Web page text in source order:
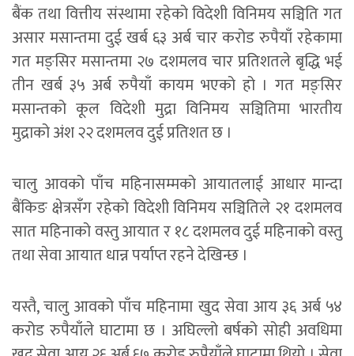
बैंक तथा वित्तीय संस्थामा रहेको विदेशी विनिमय सञ्चिति गत
असार मसान्तमा दुई खर्ब ६३ अर्ब चार करोड रुपैयाँ रहेकामा
गत मङ्सिर मसान्तमा २७ दशमलव चार प्रतिशतले बृद्धि भई
तीन खर्ब ३५ अर्ब रुपैयाँ कायम भएको हो । गत मङ्सिर
मसान्तको कूल विदेशी मुद्रा विनिमय सञ्चितिमा भारतीय
मुद्राको अंश २२ दशमलव दुई प्रतिशत छ ।
चालु आवको पाँच महिनासम्मको आयातलाई आधार मान्दा
बैंकिङ क्षेत्रसँग रहेको विदेशी विनिमय सञ्चितिले २१ दशमलव
सात महिनाको वस्तु आयात र १८ दशमलव दुई महिनाको वस्तु
तथा सेवा आयात धान्न पर्याप्त रहने देखिन्छ ।
यस्तै, चालु आवको पाँच महिनामा खुद सेवा आय ३६ अर्ब ५४
करोड रुपैयाँले घाटामा छ । अघिल्लो बर्षको सोही अवधिमा